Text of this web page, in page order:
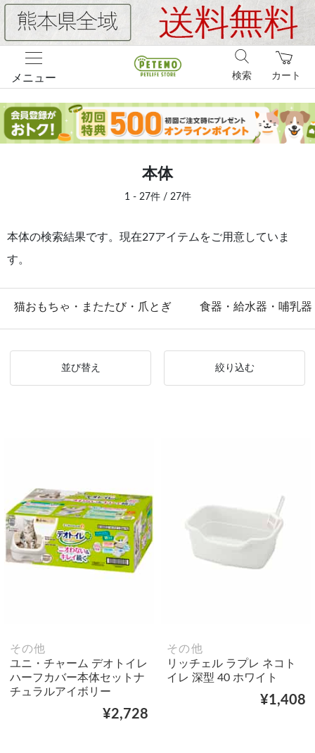
メニュー カート
検索
本体
1 - 27件 / 27件
本体の検索結果です。現在27アイテムをご用意していま
す。
猫おもちゃ・またたび・爪とぎ 食器・給水器・哺乳器
並び替え 絞り込む
その他
ユニ・チャーム デオトイレ
ハーフカバー本体セットナ
チュラルアイボリー
¥2,728
その他
リッチェル ラプレ ネコト
イレ 深型 40 ホワイト
¥1,408